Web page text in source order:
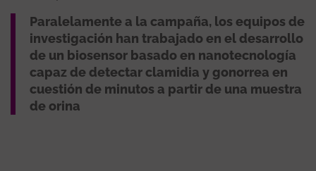
Paralelamente a la campaña, los equipos de
investigación han trabajado en el desarrollo
de un biosensor basado en nanotecnología
capaz de detectar clamidia y gonorrea en
cuestión de minutos a partir de una muestra
de orina